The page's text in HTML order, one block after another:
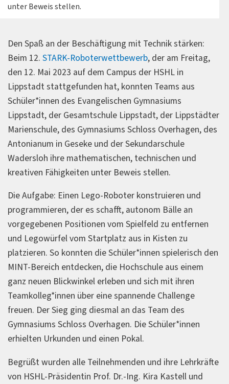
unter Beweis stellen.
Den Spaß an der Beschäftigung mit Technik stärken:
Beim 12. STARK-Roboterwettbewerb, der am Freitag,
den 12. Mai 2023 auf dem Campus der HSHL in
Lippstadt stattgefunden hat, konnten Teams aus
Schüler*innen des Evangelischen Gymnasiums
Lippstadt, der Gesamtschule Lippstadt, der Lippstädter
Marienschule, des Gymnasiums Schloss Overhagen, des
Antonianum in Geseke und der Sekundarschule
Wadersloh ihre mathematischen, technischen und
kreativen Fähigkeiten unter Beweis stellen.
Die Aufgabe: Einen Lego-Roboter konstruieren und
programmieren, der es schafft, autonom Bälle an
vorgegebenen Positionen vom Spielfeld zu entfernen
und Legowürfel vom Startplatz aus in Kisten zu
platzieren. So konnten die Schüler*innen spielerisch den
MINT-Bereich entdecken, die Hochschule aus einem
ganz neuen Blickwinkel erleben und sich mit ihren
Teamkolleg*innen über eine spannende Challenge
freuen. Der Sieg ging diesmal an das Team des
Gymnasiums Schloss Overhagen. Die Schüler*innen
erhielten Urkunden und einen Pokal.
Begrüßt wurden alle Teilnehmenden und ihre Lehrkräfte
von HSHL-Präsidentin Prof. Dr.-Ing. Kira Kastell und